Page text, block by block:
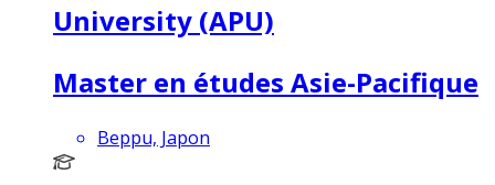
University (APU)
Master en études Asie-Pacifique
Beppu, Japon